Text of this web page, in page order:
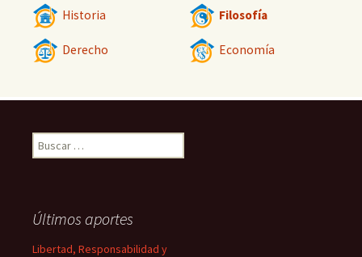
Historia Filosofía
Derecho Economía
Buscar:
Últimos aportes
Libertad, Responsabilidad y